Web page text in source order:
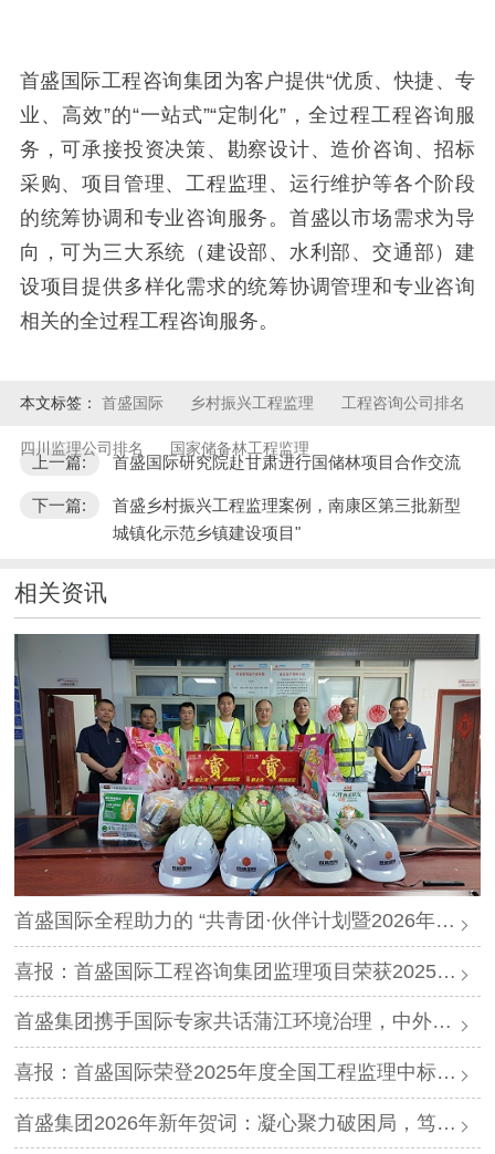
首盛国际工程咨询集团为客户提供“优质、快捷、专
业、高效”的“一站式”“定制化”，全过程工程咨询服
务，可承接投资决策、勘察设计、造价咨询、招标
采购、项目管理、工程监理、运行维护等各个阶段
的统筹协调和专业咨询服务。首盛以市场需求为导
向，可为三大系统（建设部、水利部、交通部）建
设项目提供多样化需求的统筹协调管理和专业咨询
相关的全过程工程咨询服务。
本文标签： 首盛国际 乡村振兴工程监理 工程咨询公司排名
四川监理公司排名 国家储备林工程监理
上一篇: 首盛国际研究院赴甘肃进行国储林项目合作交流
下一篇:
首盛乡村振兴工程监理案例，南康区第三批新型
城镇化示范乡镇建设项目"
相关资讯
首盛国际全程助力的 “共青团·伙伴计划暨2026年迪庆轻风计划夏令营”圆满落幕
喜报：首盛国际工程咨询集团监理项目荣获2025年度“四川省优质机电安装工程”
首盛集团携手国际专家共话蒲江环境治理，中外智慧赋能生态升级
喜报：首盛国际荣登2025年度全国工程监理中标排行榜第三名
首盛集团2026年新年贺词：凝心聚力破困局，笃行实干启新程